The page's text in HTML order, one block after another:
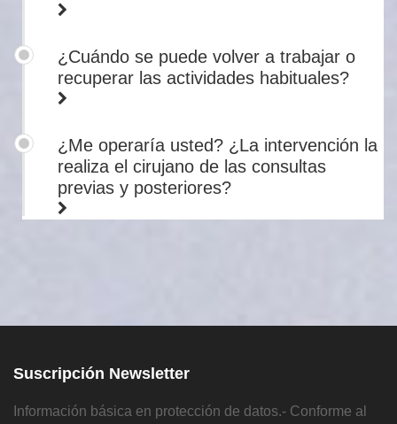
¿Cuándo se puede volver a trabajar o
recuperar las actividades habituales?
¿Me operaría usted? ¿La intervención la
realiza el cirujano de las consultas
previas y posteriores?
Suscripción Newsletter
Información básica en protección de datos.- Conforme al